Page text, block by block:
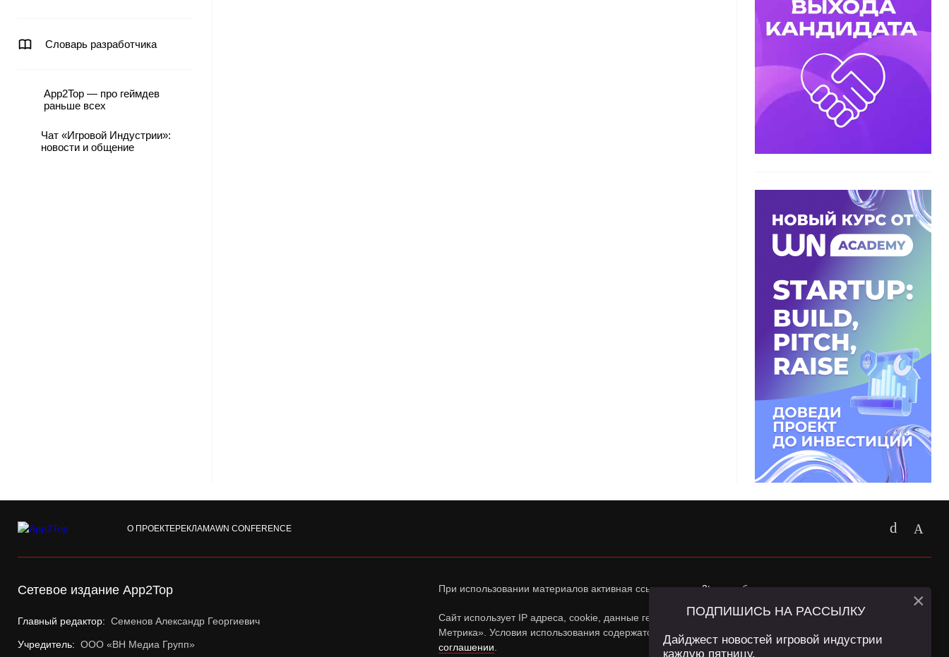
Словарь разработчика
App2Top — про геймдев
раньше всех
Чат «Игровой Индустрии»:
новости и общение
О ПРОЕКТЕРЕКЛАМАWN CONFERENCE
Сетевое издание App2Top
Главный редактор: Семенов Александр Георгиевич
Учредитель: ООО «ВН Медиа Групп»
При использовании материалов активная ссылка наapp2top.ruобязательна.
Сайт использует IP адреса, cookie, данные геолокации Пользователей сайта и сервис «Яндекс
Метрика». Условия использования содержатся в
Политике конфиденциальностии
соглашении
ПОДПИШИСЬ НА РАССЫЛКУ
Дайджест новостей игровой индустрии
каждую пятницу.
×